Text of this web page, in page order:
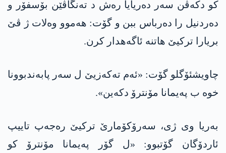
كو دكه‌ڤن سه‌ر ده‌ریایا ره‌ش د ته‌نگاڤێن بۆسفۆر و
ده‌ردنيل را ده‌رباس ببن و گۆت: هه‌موو وه‌لات ژ ڤێ
بریارا تركیێ هاتنه‌ ئاگه‌هدار كرن.
چاویشئۆگلو گۆت: «ئەم تەکەزیێ ل سەر پابەندبوونا
خوە ب پەیمانا مۆنترۆ دکه‌ین».
بەریا وی ژی، سەرۆکۆمارێ ترکیێ رەجەپ تاییپ
ئاردۆگان گۆتبوو: «ل گۆر په‌یمانا مۆنترۆ كو